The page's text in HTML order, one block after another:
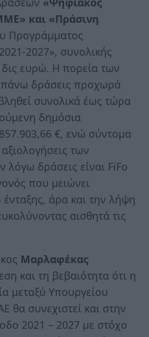
και «Πράσινη
Προγράμματος
2027», συνολικής
ευρώ. Η πορεία των
δράσεις προχωρά
συνολικά έως τώρα
δημόσια
€, ενώ σύντομα
των
λόγω δράσεις είναι FiFo
που μειώνει
άρα και την λήψη
αισθητά τις
Μαρλαφέκας
και τη βεβαιότητα ότι η
μεταξύ Υπουργείου
θα συνεχιστεί και στην
2021 – 2027 με στόχο